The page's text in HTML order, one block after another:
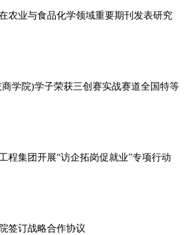
农业与食品化学领域重要期刊发表研究
学院)学子荣获三创赛实战赛道全国特等
程集团开展“访企拓岗促就业”专项行动
签订战略合作协议